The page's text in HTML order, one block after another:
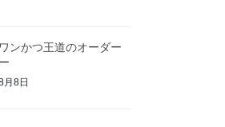
ンかつ王道のオーダー
月8日